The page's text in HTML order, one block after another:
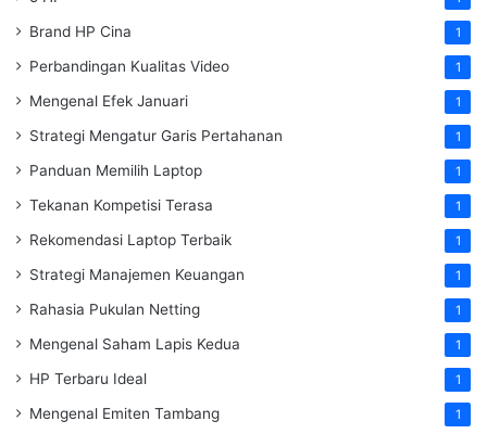
Brand HP Cina 1
Perbandingan Kualitas Video 1
Mengenal Efek Januari 1
Strategi Mengatur Garis Pertahanan 1
Panduan Memilih Laptop 1
Tekanan Kompetisi Terasa 1
Rekomendasi Laptop Terbaik 1
Strategi Manajemen Keuangan 1
Rahasia Pukulan Netting 1
Mengenal Saham Lapis Kedua 1
HP Terbaru Ideal 1
Mengenal Emiten Tambang 1